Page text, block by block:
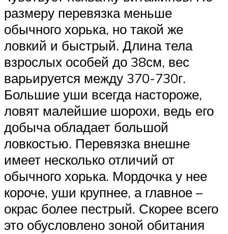
размеру перевязка меньше
обычного хорька, но такой же
ловкий и быстрый. Длина тела
взрослых особей до 38см, вес
варьируется между 370-730г.
Большие уши всегда настороже,
ловят малейшие шорохи, ведь его
добыча обладает большой
ловкостью. Перевязка внешне
имеет несколько отличий от
обычного хорька. Мордочка у нее
короче, уши крупнее, а главное –
окрас более пестрый. Скорее всего
это обусловлено зоной обитания